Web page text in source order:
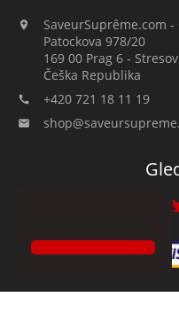

SaveurSuprême.com
Patockova 978/20
169 00 Prag 6 -
Češka Republika
 +420 721 18 11 19
